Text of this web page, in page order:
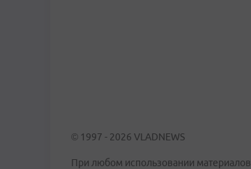
© 1997 - 2026 VLADNEWS
При любом использовании материалов